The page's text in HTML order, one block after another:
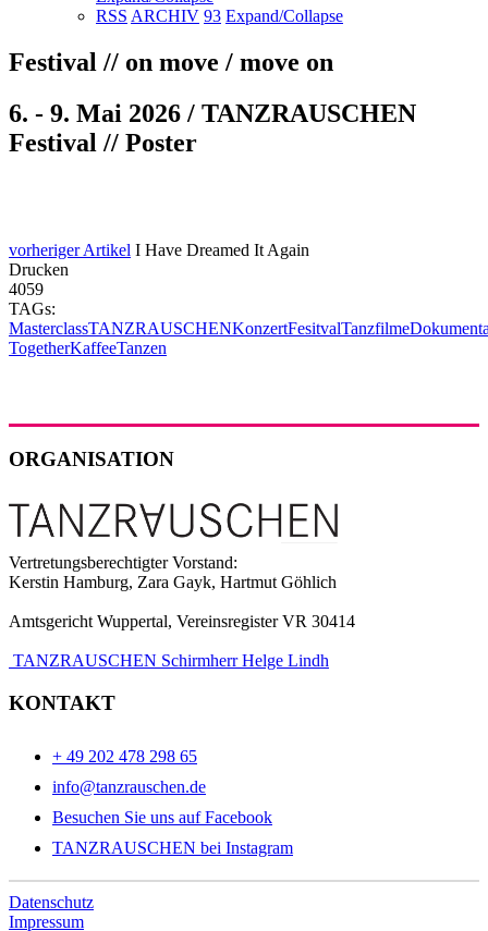
RSS ARCHIV 93 Expand/Collapse
Festival // on move / move on
6. - 9. Mai 2026 / TANZRAUSCHEN
Festival // Poster
vorheriger Artikel I Have Dreamed It Again
Drucken
4059
TAGs:
MasterclassTANZRAUSCHENKonzertFesitvalTanzfilme
TogetherKaffeeTanzen
ORGANISATION
Vertretungsberechtigter Vorstand:
Kerstin Hamburg, Zara Gayk, Hartmut Göhlich
Amtsgericht Wuppertal, Vereinsregister VR 30414
TANZRAUSCHEN Schirmherr Helge Lindh
KONTAKT
+ 49 202 478 298 65
info@tanzrauschen.de
Besuchen Sie uns auf Facebook
TANZRAUSCHEN bei Instagram
Datenschutz
Impressum